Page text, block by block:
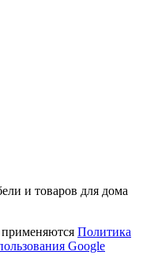
и товаров для дома
Политика
Google